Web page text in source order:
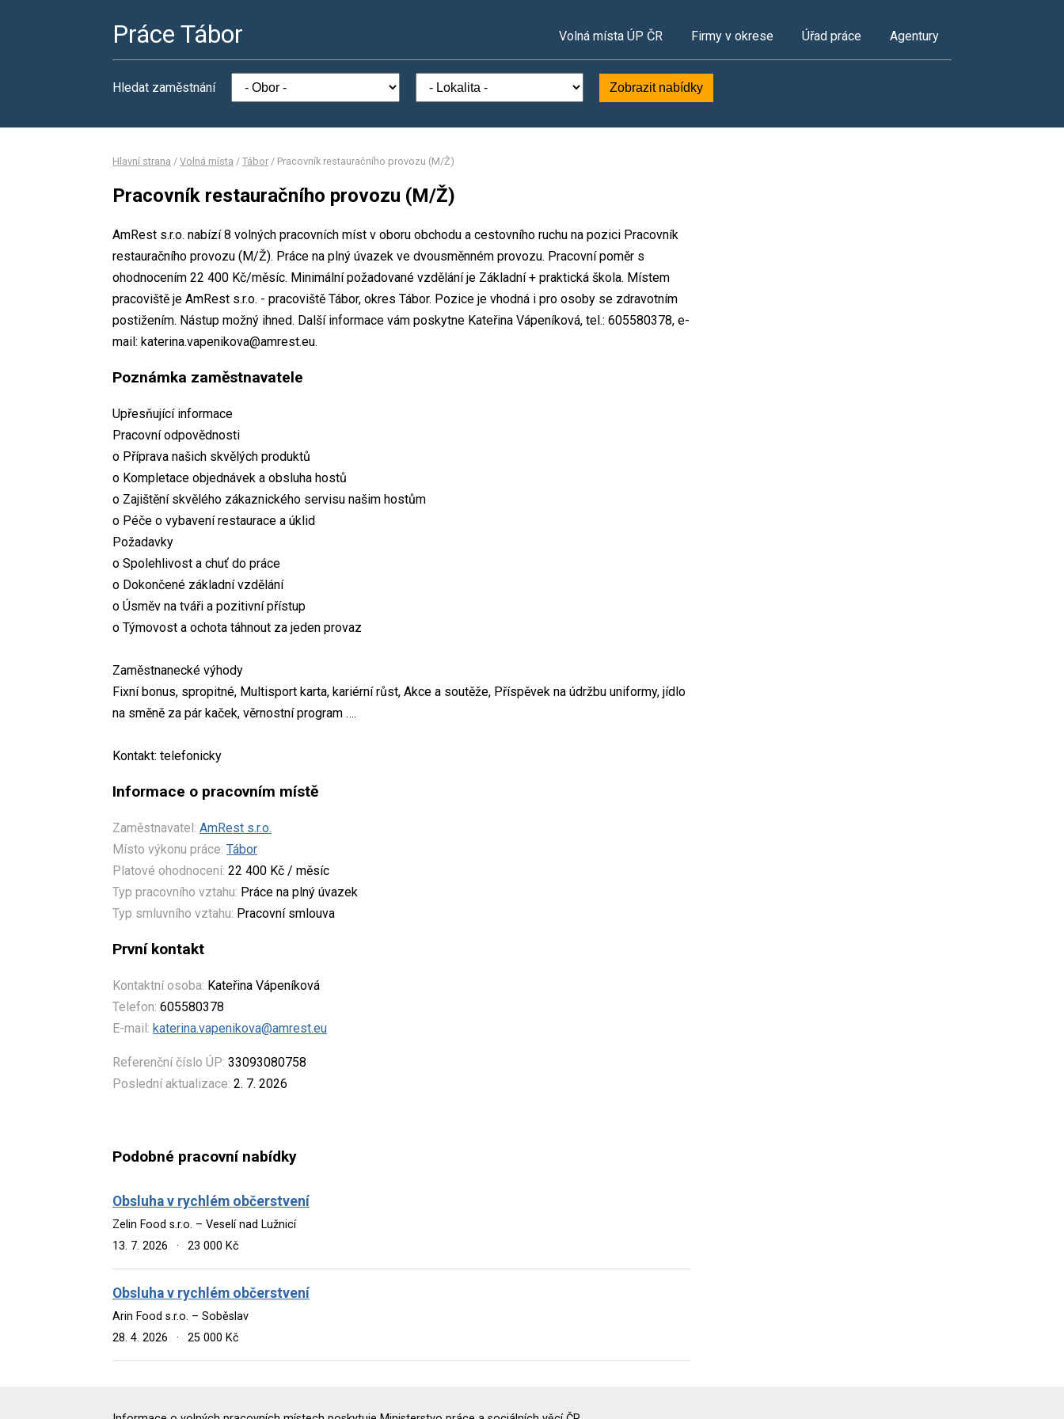
Práce Tábor Volná místa ÚP ČR Firmy v okrese Úřad práce Agentury
Hledat zaměstnání Zobrazit nabídky
Hlavní strana / Volná místa / Tábor / Pracovník restauračního provozu (M/Ž)
Pracovník restauračního provozu (M/Ž)
AmRest s.r.o. nabízí 8 volných pracovních míst v oboru obchodu a cestovního ruchu na pozici Pracovník
restauračního provozu (M/Ž). Práce na plný úvazek ve dvousměnném provozu. Pracovní poměr s
ohodnocením 22 400 Kč/měsíc. Minimální požadované vzdělání je Základní + praktická škola. Místem
pracoviště je AmRest s.r.o. - pracoviště Tábor, okres Tábor. Pozice je vhodná i pro osoby se zdravotním
postižením. Nástup možný ihned. Další informace vám poskytne Kateřina Vápeníková, tel.: 605580378, e-
mail: katerina.vapenikova@amrest.eu.
Poznámka zaměstnavatele
Upřesňující informace
Pracovní odpovědnosti
o Příprava našich skvělých produktů
o Kompletace objednávek a obsluha hostů
o Zajištění skvělého zákaznického servisu našim hostům
o Péče o vybavení restaurace a úklid
Požadavky
o Spolehlivost a chuť do práce
o Dokončené základní vzdělání
o Úsměv na tváři a pozitivní přístup
o Týmovost a ochota táhnout za jeden provaz
Zaměstnanecké výhody
Fixní bonus, spropitné, Multisport karta, kariérní růst, Akce a soutěže, Příspěvek na údržbu uniformy, jídlo
na směně za pár kaček, věrnostní program ….
Kontakt: telefonicky
Informace o pracovním místě
Zaměstnavatel: AmRest s.r.o.
Místo výkonu práce: Tábor
Platové ohodnocení: 22 400 Kč / měsíc
Typ pracovního vztahu: Práce na plný úvazek
Typ smluvního vztahu: Pracovní smlouva
První kontakt
Kontaktní osoba: Kateřina Vápeníková
Telefon: 605580378
E-mail: katerina.vapenikova@amrest.eu
Referenční číslo ÚP: 33093080758
Poslední aktualizace: 2. 7. 2026
Podobné pracovní nabídky
Obsluha v rychlém občerstvení
Zelin Food s.r.o. – Veselí nad Lužnicí
13. 7. 2026
· 23 000 Kč
Obsluha v rychlém občerstvení
Arin Food s.r.o. – Soběslav
28. 4. 2026
· 25 000 Kč